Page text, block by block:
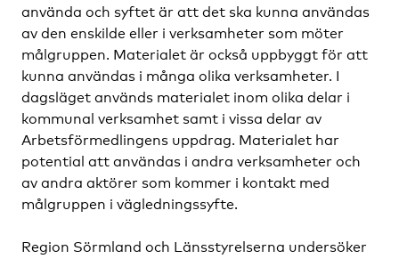
använda och syftet är att det ska kunna användas
av den enskilde eller i verksamheter som möter
målgruppen. Materialet är också uppbyggt för att
kunna användas i många olika verksamheter. I
dagsläget används materialet inom olika delar i
kommunal verksamhet samt i vissa delar av
Arbetsförmedlingens uppdrag. Materialet har
potential att användas i andra verksamheter och
av andra aktörer som kommer i kontakt med
målgruppen i vägledningssyfte.
Region Sörmland och Länsstyrelserna undersöker